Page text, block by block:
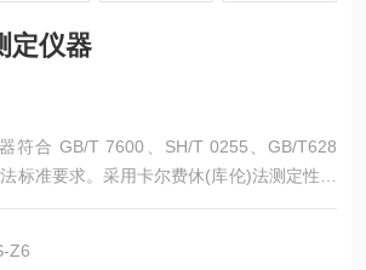
定仪器
符合 GB/T 7600、SH/T 0255、GB/T628
标准要求。采用卡尔费休(库伦)法测定性质
分的含量。具有测量精度高、速度快、测定
定醇类、油类、脂类、醚类、酯类、酸类、
Z6